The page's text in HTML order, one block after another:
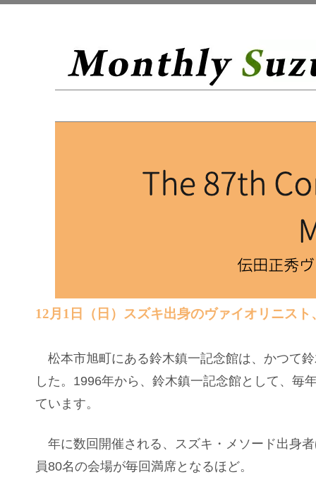
12月1日（日）スズキ出身のヴァイオリニス
松本市旭町にある鈴木鎮一記念館は、かつて
した。1996年から、鈴木鎮一記念館として、毎
ています。
年に数回開催される、スズキ・メソード出身
員80名の会場が毎回満席となるほど。